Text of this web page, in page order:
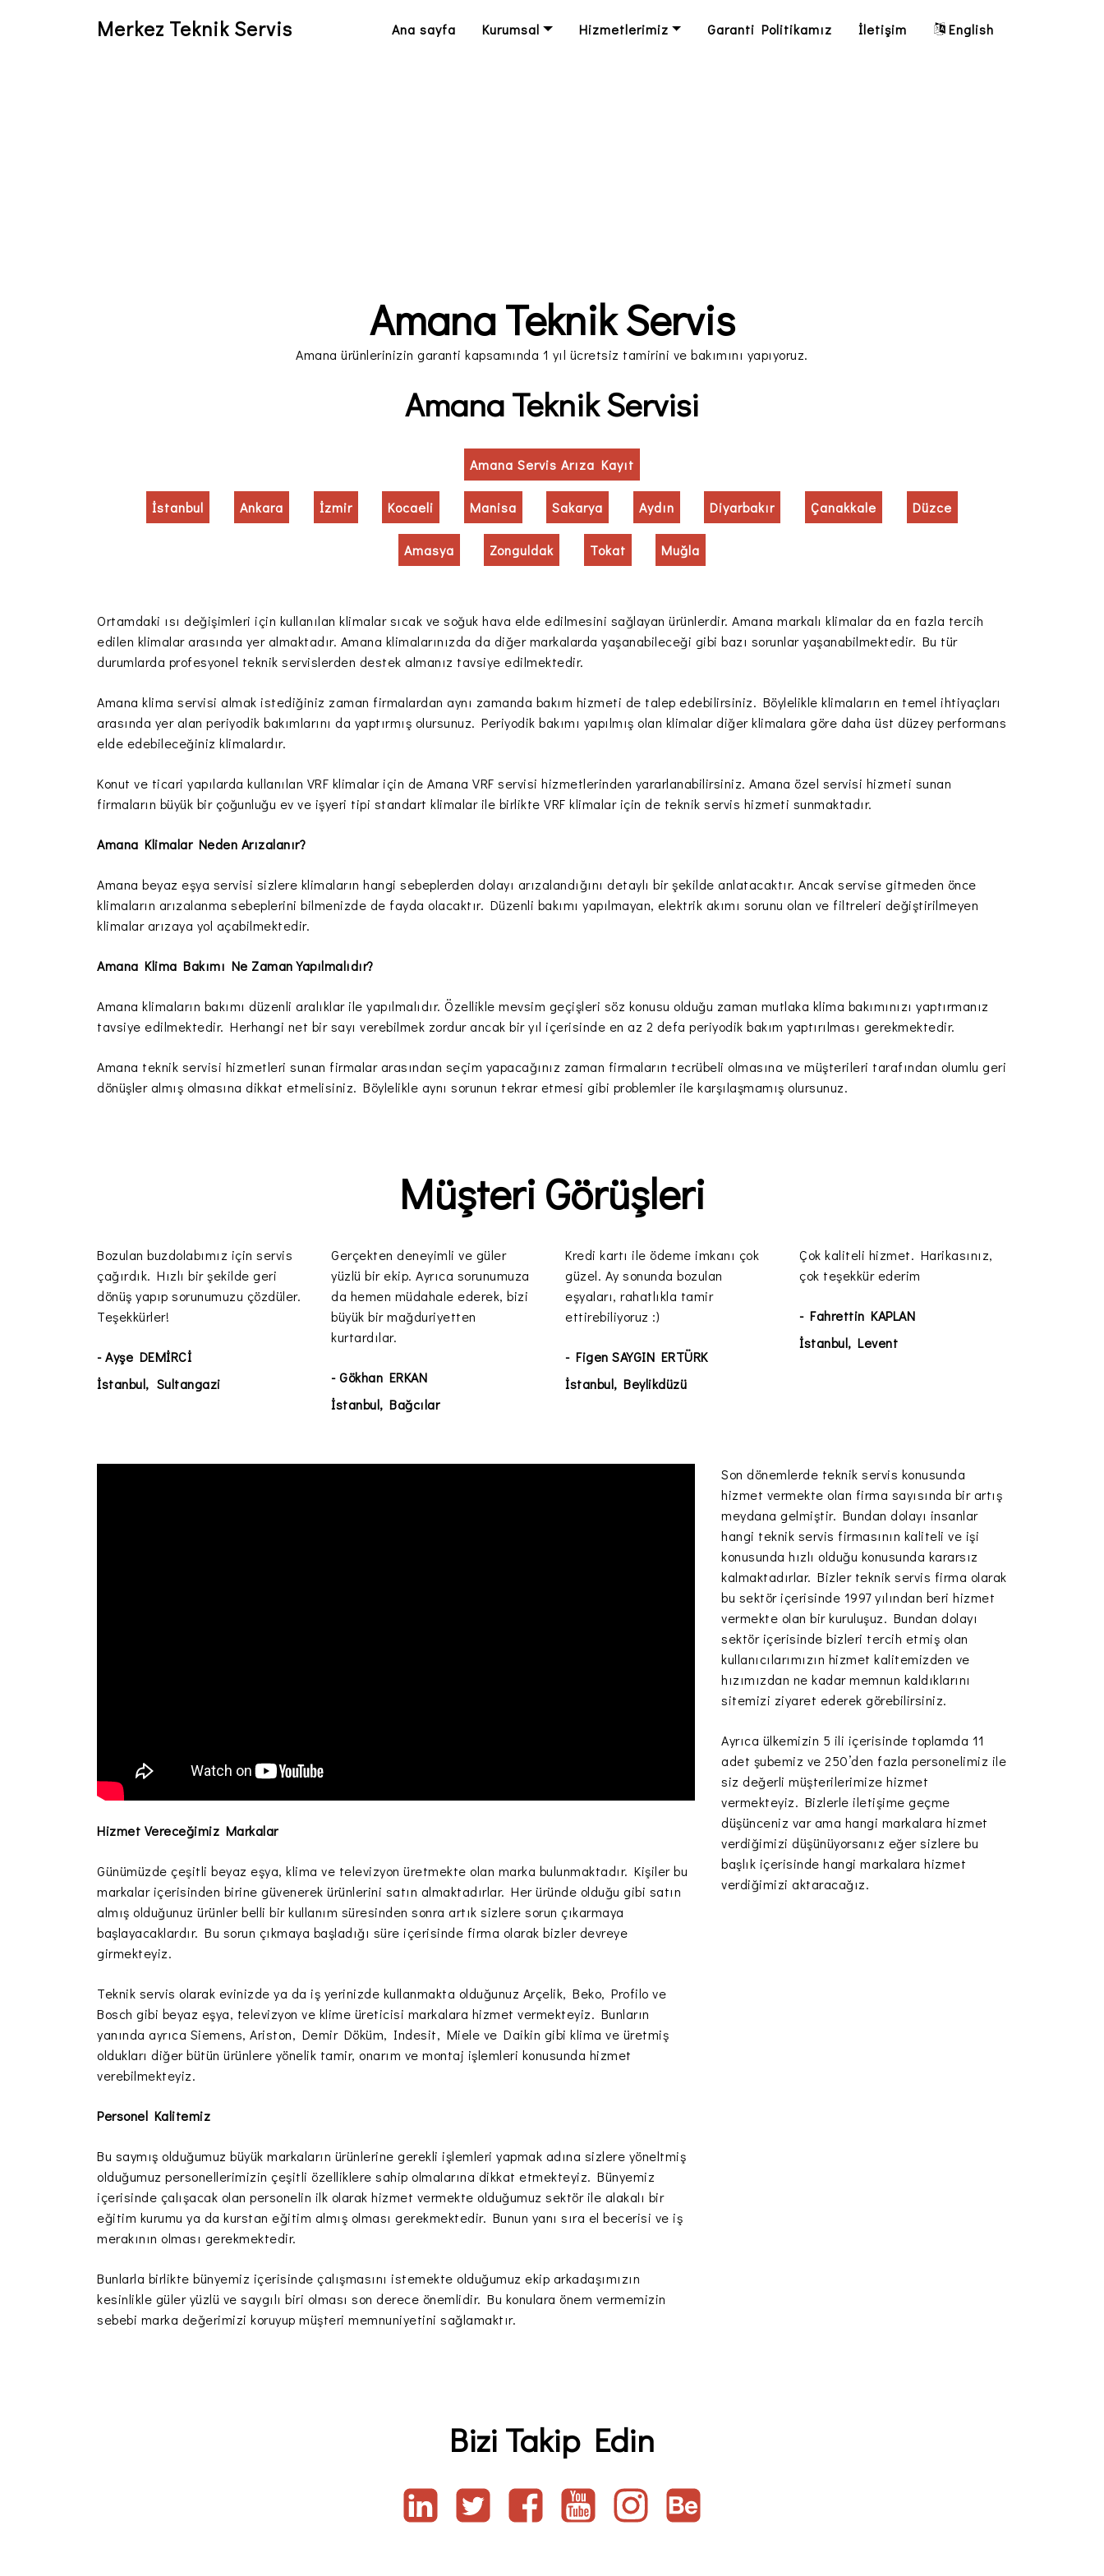
Merkez Teknik Servis Ana sayfa Kurumsal Hizmetlerimiz Garanti Politikamız İletişim English
Amana Teknik Servis
Amana ürünlerinizin garanti kapsamında 1 yıl ücretsiz tamirini ve bakımını yapıyoruz.
Amana Teknik Servisi
Amana Servis Arıza Kayıt
İstanbul Ankara İzmir Kocaeli Manisa Sakarya Aydın Diyarbakır Çanakkale Düzce
Amasya Zonguldak Tokat Muğla
Ortamdaki ısı değişimleri için kullanılan klimalar sıcak ve soğuk hava elde edilmesini sağlayan ürünlerdir. Amana markalı klimalar da en fazla tercih
edilen klimalar arasında yer almaktadır. Amana klimalarınızda da diğer markalarda yaşanabileceği gibi bazı sorunlar yaşanabilmektedir. Bu tür
durumlarda profesyonel teknik servislerden destek almanız tavsiye edilmektedir.
Amana klima servisi almak istediğiniz zaman firmalardan aynı zamanda bakım hizmeti de talep edebilirsiniz. Böylelikle klimaların en temel ihtiyaçları
arasında yer alan periyodik bakımlarını da yaptırmış olursunuz. Periyodik bakımı yapılmış olan klimalar diğer klimalara göre daha üst düzey performans
elde edebileceğiniz klimalardır.
Konut ve ticari yapılarda kullanılan VRF klimalar için de Amana VRF servisi hizmetlerinden yararlanabilirsiniz. Amana özel servisi hizmeti sunan
firmaların büyük bir çoğunluğu ev ve işyeri tipi standart klimalar ile birlikte VRF klimalar için de teknik servis hizmeti sunmaktadır.
Amana Klimalar Neden Arızalanır?
Amana beyaz eşya servisi sizlere klimaların hangi sebeplerden dolayı arızalandığını detaylı bir şekilde anlatacaktır. Ancak servise gitmeden önce
klimaların arızalanma sebeplerini bilmenizde de fayda olacaktır. Düzenli bakımı yapılmayan, elektrik akımı sorunu olan ve filtreleri değiştirilmeyen
klimalar arızaya yol açabilmektedir.
Amana Klima Bakımı Ne Zaman Yapılmalıdır?
Amana klimaların bakımı düzenli aralıklar ile yapılmalıdır. Özellikle mevsim geçişleri söz konusu olduğu zaman mutlaka klima bakımınızı yaptırmanız
tavsiye edilmektedir. Herhangi net bir sayı verebilmek zordur ancak bir yıl içerisinde en az 2 defa periyodik bakım yaptırılması gerekmektedir.
Amana teknik servisi hizmetleri sunan firmalar arasından seçim yapacağınız zaman firmaların tecrübeli olmasına ve müşterileri tarafından olumlu geri
dönüşler almış olmasına dikkat etmelisiniz. Böylelikle aynı sorunun tekrar etmesi gibi problemler ile karşılaşmamış olursunuz.
Müşteri Görüşleri
Bozulan buzdolabımız için servis
çağırdık. Hızlı bir şekilde geri
dönüş yapıp sorunumuzu çözdüler.
Teşekkürler!
- Ayşe DEMİRCİ
İstanbul, Sultangazi
Gerçekten deneyimli ve güler
yüzlü bir ekip. Ayrıca sorunumuza
da hemen müdahale ederek, bizi
büyük bir mağduriyetten
kurtardılar.
- Gökhan ERKAN
İstanbul, Bağcılar
Kredi kartı ile ödeme imkanı çok
güzel. Ay sonunda bozulan
eşyaları, rahatlıkla tamir
ettirebiliyoruz :)
- Figen SAYGIN ERTÜRK
İstanbul, Beylikdüzü
Çok kaliteli hizmet. Harikasınız,
çok teşekkür ederim
- Fahrettin KAPLAN
İstanbul, Levent
Hizmet Vereceğimiz Markalar
Günümüzde çeşitli beyaz eşya, klima ve televizyon üretmekte olan marka bulunmaktadır. Kişiler bu
markalar içerisinden birine güvenerek ürünlerini satın almaktadırlar. Her üründe olduğu gibi satın
almış olduğunuz ürünler belli bir kullanım süresinden sonra artık sizlere sorun çıkarmaya
başlayacaklardır. Bu sorun çıkmaya başladığı süre içerisinde firma olarak bizler devreye
girmekteyiz.
Teknik servis olarak evinizde ya da iş yerinizde kullanmakta olduğunuz Arçelik, Beko, Profilo ve
Bosch gibi beyaz eşya, televizyon ve klime üreticisi markalara hizmet vermekteyiz. Bunların
yanında ayrıca Siemens, Ariston, Demir Döküm, Indesit, Miele ve Daikin gibi klima ve üretmiş
oldukları diğer bütün ürünlere yönelik tamir, onarım ve montaj işlemleri konusunda hizmet
verebilmekteyiz.
Personel Kalitemiz
Bu saymış olduğumuz büyük markaların ürünlerine gerekli işlemleri yapmak adına sizlere yöneltmiş
olduğumuz personellerimizin çeşitli özelliklere sahip olmalarına dikkat etmekteyiz. Bünyemiz
içerisinde çalışacak olan personelin ilk olarak hizmet vermekte olduğumuz sektör ile alakalı bir
eğitim kurumu ya da kurstan eğitim almış olması gerekmektedir. Bunun yanı sıra el becerisi ve iş
merakının olması gerekmektedir.
Bunlarla birlikte bünyemiz içerisinde çalışmasını istemekte olduğumuz ekip arkadaşımızın
kesinlikle güler yüzlü ve saygılı biri olması son derece önemlidir. Bu konulara önem vermemizin
sebebi marka değerimizi koruyup müşteri memnuniyetini sağlamaktır.
Son dönemlerde teknik servis konusunda
hizmet vermekte olan firma sayısında bir artış
meydana gelmiştir. Bundan dolayı insanlar
hangi teknik servis firmasının kaliteli ve işi
konusunda hızlı olduğu konusunda kararsız
kalmaktadırlar. Bizler teknik servis firma olarak
bu sektör içerisinde 1997 yılından beri hizmet
vermekte olan bir kuruluşuz. Bundan dolayı
sektör içerisinde bizleri tercih etmiş olan
kullanıcılarımızın hizmet kalitemizden ve
hızımızdan ne kadar memnun kaldıklarını
sitemizi ziyaret ederek görebilirsiniz.
Ayrıca ülkemizin 5 ili içerisinde toplamda 11
adet şubemiz ve 250’den fazla personelimiz ile
siz değerli müşterilerimize hizmet
vermekteyiz. Bizlerle iletişime geçme
düşünceniz var ama hangi markalara hizmet
verdiğimizi düşünüyorsanız eğer sizlere bu
başlık içerisinde hangi markalara hizmet
verdiğimizi aktaracağız.
Bizi Takip Edin